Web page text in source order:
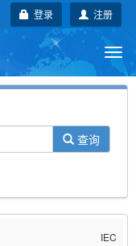
注册
登录
国际标准
查询
IEC